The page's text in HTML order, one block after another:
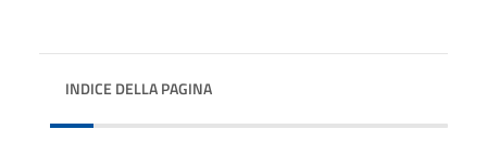
INDICE DELLA PAGINA